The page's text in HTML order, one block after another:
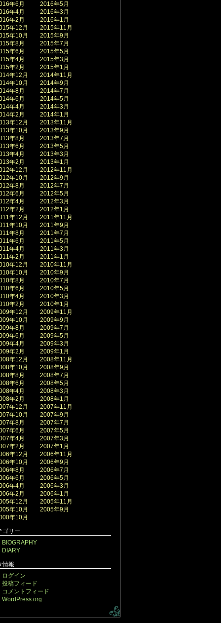
年6月
2016年5月
年4月
2016年3月
年2月
2016年1月
年12月
2015年11月
年10月
2015年9月
年8月
2015年7月
年6月
2015年5月
年4月
2015年3月
年2月
2015年1月
年12月
2014年11月
年10月
2014年9月
年8月
2014年7月
年6月
2014年5月
年4月
2014年3月
年2月
2014年1月
年12月
2013年11月
年10月
2013年9月
年8月
2013年7月
年6月
2013年5月
年4月
2013年3月
年2月
2013年1月
年12月
2012年11月
年10月
2012年9月
年8月
2012年7月
年6月
2012年5月
年4月
2012年3月
年2月
2012年1月
年12月
2011年11月
年10月
2011年9月
年8月
2011年7月
年6月
2011年5月
年4月
2011年3月
年2月
2011年1月
年12月
2010年11月
年10月
2010年9月
年8月
2010年7月
年6月
2010年5月
年4月
2010年3月
年2月
2010年1月
年12月
2009年11月
年10月
2009年9月
年8月
2009年7月
年6月
2009年5月
年4月
2009年3月
年2月
2009年1月
年12月
2008年11月
年10月
2008年9月
年8月
2008年7月
年6月
2008年5月
年4月
2008年3月
年2月
2008年1月
年12月
2007年11月
年10月
2007年9月
年8月
2007年7月
年6月
2007年5月
年4月
2007年3月
年2月
2007年1月
年12月
2006年11月
年10月
2006年9月
年8月
2006年7月
年6月
2006年5月
年4月
2006年3月
年2月
2006年1月
年12月
2005年11月
年10月
2005年9月
年10月
ゴリー
BIOGRAPHY
DIARY
情報
ログイン
投稿フィード
コメントフィード
WordPress.org